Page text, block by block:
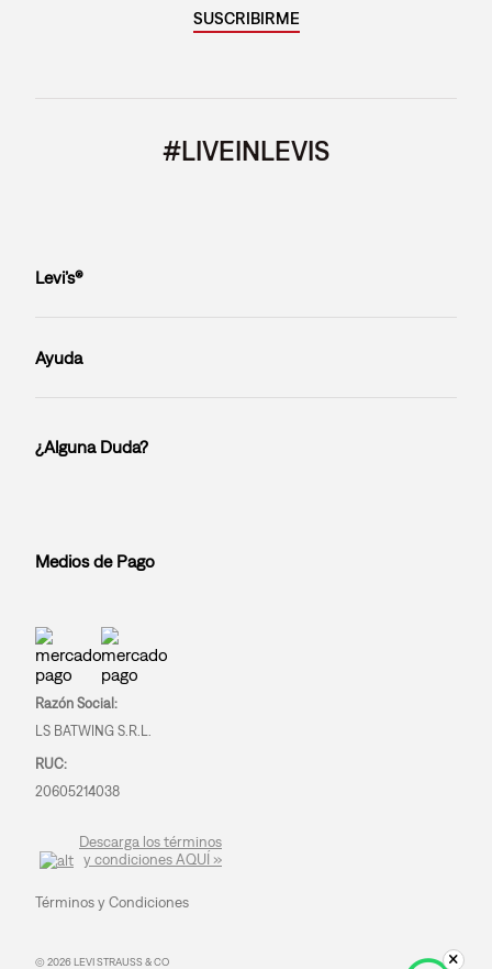
SUSCRIBIRME
#LIVEINLEVIS
Levi’s®
Ayuda
¿Alguna Duda?
Medios de Pago
Razón Social:
LS BATWING S.R.L.
RUC:
20605214038
Descarga los términos
y condiciones AQUÍ »
Términos y Condiciones
© 2026 LEVI STRAUSS & CO